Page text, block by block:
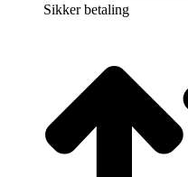
Sikker betaling